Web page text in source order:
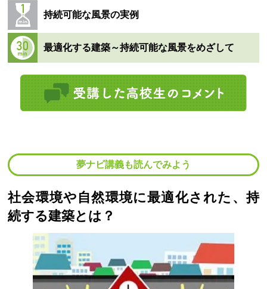
持続可能な風景の実例
最適化する建築～持続可能な風景をめざして
夢ナビ講義も読んでみよう
社会環境や自然環境に最適化された、持
続する建築とは？